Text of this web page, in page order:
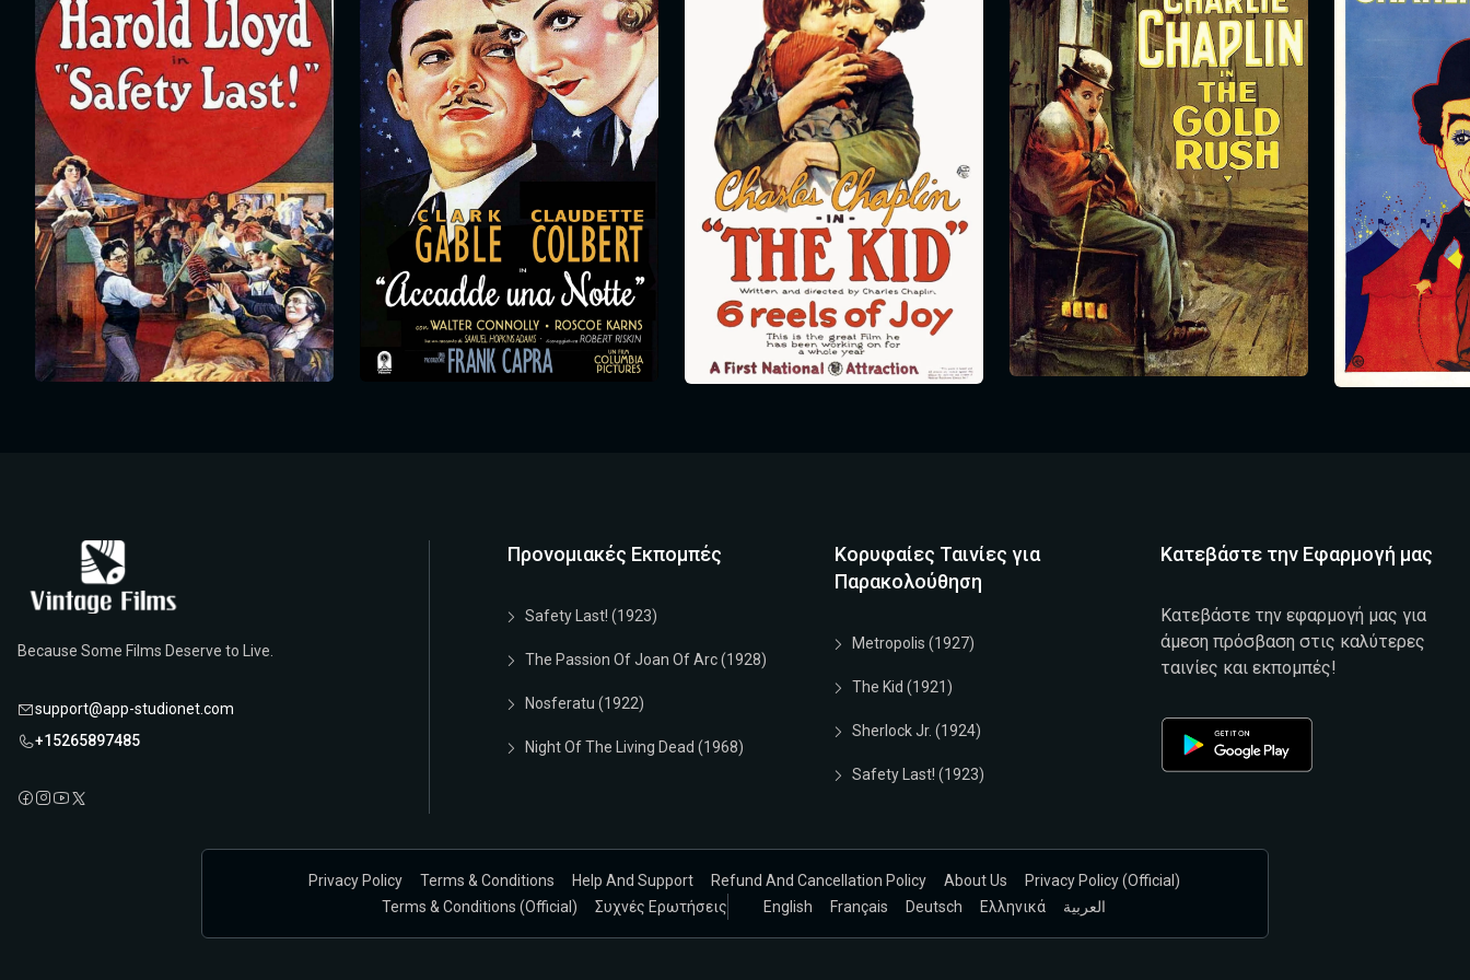
Because Some Films Deserve to Live.
support@app-studionet.com
+15265897485
Προνομιακές Εκπομπές
Safety Last! (1923)
The Passion Of Joan Of Arc (1928)
Nosferatu (1922)
Night Of The Living Dead (1968)
Κορυφαίες Ταινίες για
Παρακολούθηση
Metropolis (1927)
The Kid (1921)
Sherlock Jr. (1924)
Safety Last! (1923)
Κατεβάστε την Εφαρμογή μας
Κατεβάστε την εφαρμογή μας για
άμεση πρόσβαση στις καλύτερες
ταινίες και εκπομπές!
Privacy Policy Terms & Conditions Help And Support Refund And Cancellation Policy About Us
Privacy Policy (official)
Terms & Conditions (Official)
Συχνές Ερωτήσεις English Français Deutsch Ελληνικά العربية